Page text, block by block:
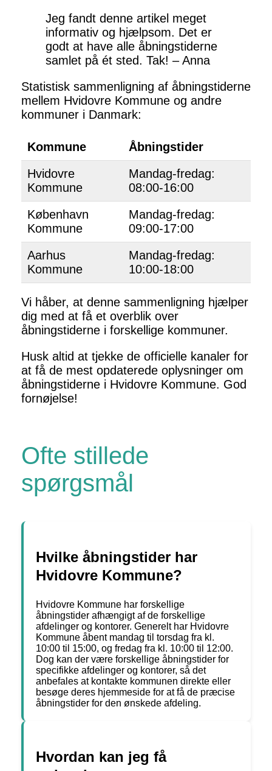
Jeg fandt denne artikel meget
informativ og hjælpsom. Det er
godt at have alle åbningstiderne
samlet på ét sted. Tak! – Anna
Statistisk sammenligning af åbningstiderne
mellem Hvidovre Kommune og andre
kommuner i Danmark:
Kommune
Åbningstider
Hvidovre
Kommune
Mandag-fredag:
08:00-16:00
København
Kommune
Mandag-fredag:
09:00-17:00
Aarhus
Kommune
Mandag-fredag:
10:00-18:00
Vi håber, at denne sammenligning hjælper
dig med at få et overblik over
åbningstiderne i forskellige kommuner.
Husk altid at tjekke de officielle kanaler for
at få de mest opdaterede oplysninger om
åbningstiderne i Hvidovre Kommune. God
fornøjelse!
Ofte stillede
spørgsmål
Hvilke åbningstider har
Hvidovre Kommune?
Hvidovre Kommune har forskellige
åbningstider afhængigt af de forskellige
afdelinger og kontorer. Generelt har Hvidovre
Kommune åbent mandag til torsdag fra kl.
10:00 til 15:00, og fredag fra kl. 10:00 til 12:00.
Dog kan der være forskellige åbningstider for
specifikke afdelinger og kontorer, så det
anbefales at kontakte kommunen direkte eller
besøge deres hjemmeside for at få de præcise
åbningstider for den ønskede afdeling.
Hvordan kan jeg få